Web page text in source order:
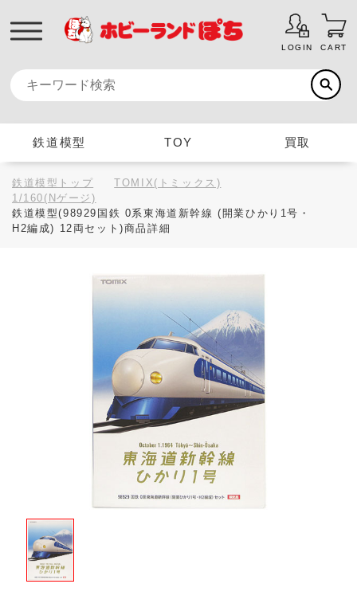
LOGIN CART
鉄道模型 TOY 買取
鉄道模型トップ
TOMIX(トミックス)
1/160(Nゲージ)
鉄道模型(98929国鉄 0系東海道新幹線 (開業ひかり1号・
H2編成) 12両セット)商品詳細